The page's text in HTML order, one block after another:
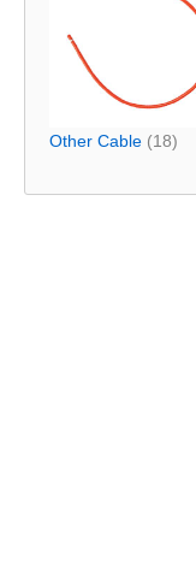
Other Cable (18)